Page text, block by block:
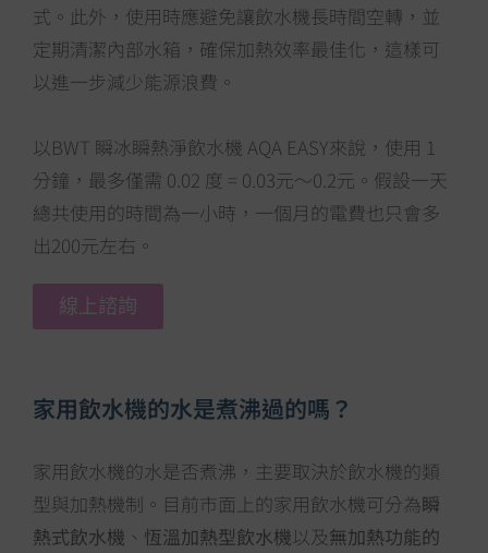
式。此外，使用時應避免讓飲水機長時間空轉，並
定期清潔內部水箱，確保加熱效率最佳化，這樣可
以進一步減少能源浪費。
以BWT 瞬冰瞬熱淨飲水機 AQA EASY來說，使用 1
分鐘，最多僅需 0.02 度 = 0.03元～0.2元。假設一天
總共使用的時間為一小時，一個月的電費也只會多
出200元左右。
線上諮詢
家用飲水機的水是煮沸過的嗎？
家用飲水機的水是否煮沸，主要取決於飲水機的類
型與加熱機制。目前市面上的家用飲水機可分為瞬
熱式飲水機 、 恆溫加熱型飲水機以及無加熱功能的